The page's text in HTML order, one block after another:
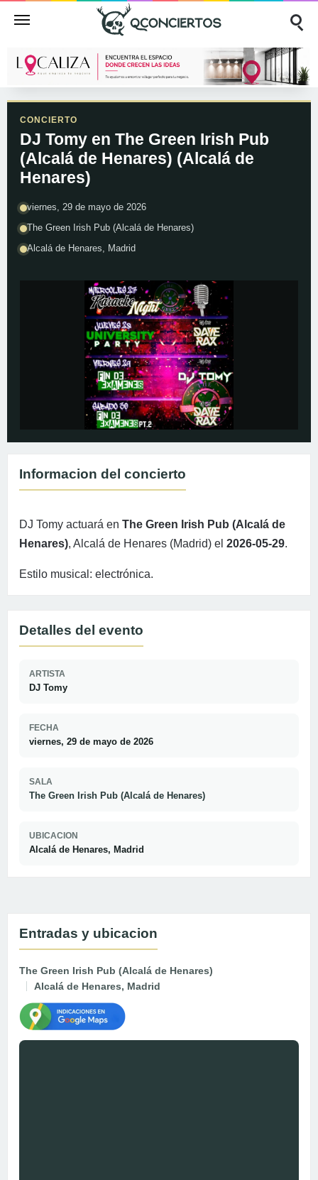
CONCIERTO
DJ Tomy en The Green Irish Pub
(Alcalá de Henares) (Alcalá de
Henares)
viernes, 29 de mayo de 2026
The Green Irish Pub (Alcalá de Henares)
Alcalá de Henares, Madrid
Informacion del concierto
DJ Tomy actuará en The Green Irish Pub (Alcalá de
Henares), Alcalá de Henares (Madrid) el 2026-05-29.
Estilo musical: electrónica.
Detalles del evento
ARTISTA
DJ Tomy
FECHA
viernes, 29 de mayo de 2026
SALA
The Green Irish Pub (Alcalá de Henares)
UBICACION
Alcalá de Henares, Madrid
Entradas y ubicacion
The Green Irish Pub (Alcalá de Henares)
Alcalá de Henares, Madrid